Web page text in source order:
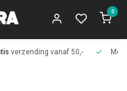
0
verzending vanaf 50,-